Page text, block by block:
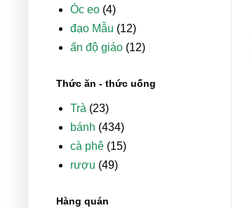
Óc eo (4)
đạo Mẫu (12)
ấn độ giáo (12)
Thức ăn - thức uống
Trà (23)
bánh (434)
cà phê (15)
rượu (49)
Hàng quán